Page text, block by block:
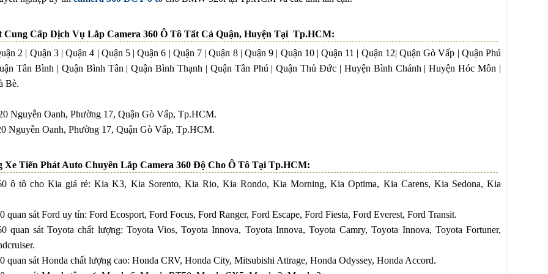
Cung Cấp Dịch Vụ Lắp Camera 360 Ô Tô Tất Cả Quận, Huyện Tại Tp.HCM:
2 | Quận 3 | Quận 4 | Quận 5 | Quận 6 | Quận 7 | Quận 8 | Quận 9 | Quận 10 | Quận 11 | Quận 12| Quận Gò Vấp | Quận Phú
Tân Bình | Quận Bình Tân | Quận Bình Thạnh | Quận Tân Phú | Quận Thủ Đức | Huyện Bình Chánh | Huyện Hóc Môn |
Bè.
Nguyễn Oanh, Phường 17, Quận Gò Vấp, Tp.HCM.
Nguyễn Oanh, Phường 17, Quận Gò Vấp, Tp.HCM.
Xe Tiến Phát Auto Chuyên Lắp Camera 360 Độ Cho Ô Tô Tại Tp.HCM:
ô tô cho Kia giá rẻ: Kia K3, Kia Sorento, Kia Rio, Kia Rondo, Kia Morning, Kia Optima, Kia Carens, Kia Sedona, Kia
quan sát Ford uy tín: Ford Ecosport, Ford Focus, Ford Ranger, Ford Escape, Ford Fiesta, Ford Everest, Ford Transit.
quan sát Toyota chất lượng: Toyota Vios, Toyota Innova, Toyota Innova, Toyota Camry, Toyota Innova, Toyota Fortuner,
quan sát Honda chất lượng cao: Honda CRV, Honda City, Mitsubishi Attrage, Honda Odyssey, Honda Accord.